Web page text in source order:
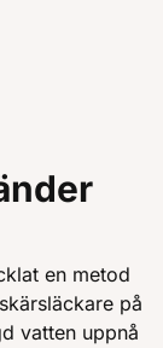
en metod
på
vatten uppnå